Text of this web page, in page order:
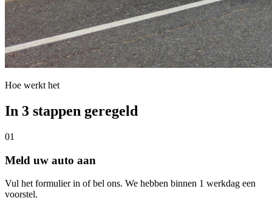
Hoe werkt het
In 3 stappen geregeld
01
Meld uw auto aan
Vul het formulier in of bel ons. We hebben binnen 1 werkdag een
voorstel.